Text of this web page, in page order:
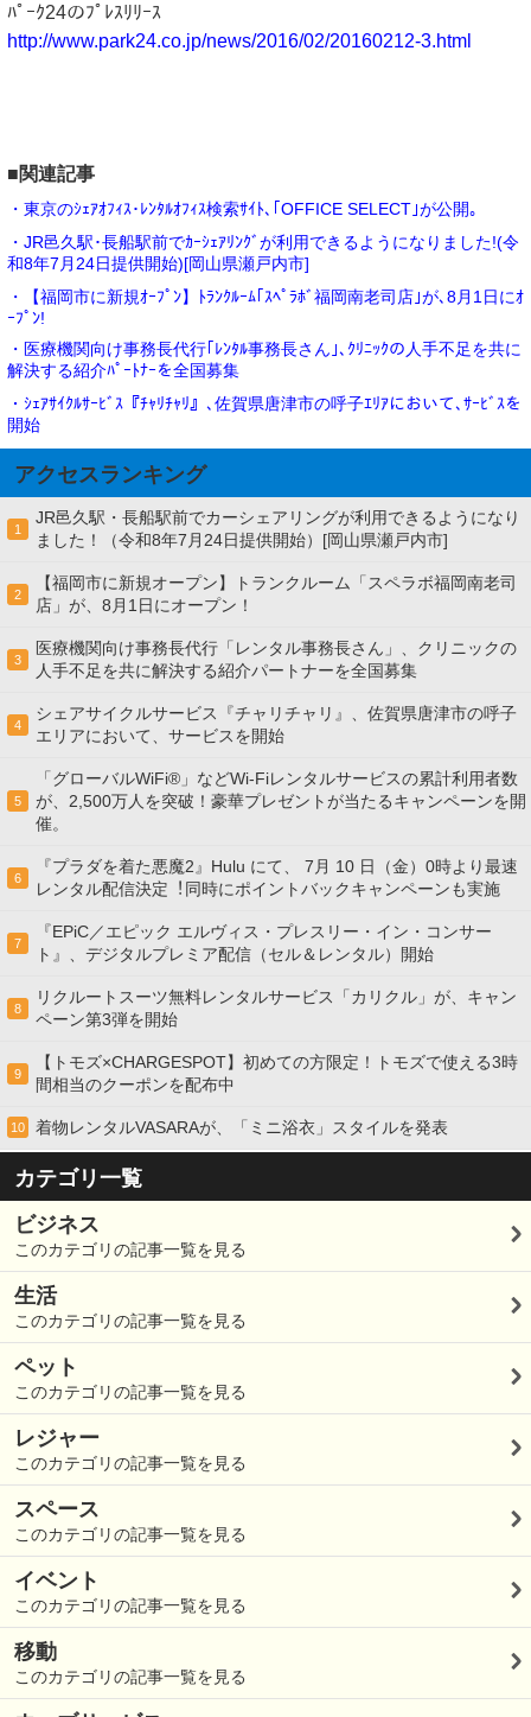
ﾊﾟｰｸ24のﾌﾟﾚｽﾘﾘｰｽ
http://www.park24.co.jp/news/2016/02/20160212-3.html
■関連記事
・東京のｼｪｱｵﾌｨｽ･ﾚﾝﾀﾙｵﾌｨｽ検索ｻｲﾄ､｢OFFICE SELECT｣が公開｡
・JR邑久駅･長船駅前でｶｰｼｪｱﾘﾝｸﾞが利用できるようになりました!(令
和8年7月24日提供開始)[岡山県瀬戸内市]
・【福岡市に新規ｵｰﾌﾟﾝ】ﾄﾗﾝｸﾙｰﾑ｢ｽﾍﾟﾗﾎﾞ福岡南老司店｣が､8月1日にｵ
ｰﾌﾟﾝ!
・医療機関向け事務長代行｢ﾚﾝﾀﾙ事務長さん｣､ｸﾘﾆｯｸの人手不足を共に
解決する紹介ﾊﾟｰﾄﾅｰを全国募集
・ｼｪｱｻｲｸﾙｻｰﾋﾞｽ『ﾁｬﾘﾁｬﾘ』､佐賀県唐津市の呼子ｴﾘｱにおいて､ｻｰﾋﾞｽを
開始
アクセスランキング
1
JR邑久駅・長船駅前でカーシェアリングが利用できるようになり
ました！（令和8年7月24日提供開始）[岡山県瀬戸内市]
2
【福岡市に新規オープン】トランクルーム「スペラボ福岡南老司
店」が、8月1日にオープン！
3
医療機関向け事務長代行「レンタル事務長さん」、クリニックの
人手不足を共に解決する紹介パートナーを全国募集
4
シェアサイクルサービス『チャリチャリ』、佐賀県唐津市の呼子
エリアにおいて、サービスを開始
5
「グローバルWiFi®」などWi-Fiレンタルサービスの累計利用者数
が、2,500万人を突破！豪華プレゼントが当たるキャンペーンを開
催。
6
『プラダを着た悪魔2』Hulu にて、 7⽉ 10 ⽇（金）0時より最速
レンタル配信決定︕同時にポイントバックキャンペーンも実施
7
『EPiC／エピック エルヴィス・プレスリー・イン・コンサー
ト』、デジタルプレミア配信（セル＆レンタル）開始
8
リクルートスーツ無料レンタルサービス「カリクル」が、キャン
ペーン第3弾を開始
9
【トモズ×CHARGESPOT】初めての方限定！トモズで使える3時
間相当のクーポンを配布中
10 着物レンタルVASARAが、「ミニ浴衣」スタイルを発表
カテゴリ一覧
ビジネス
このカテゴリの記事一覧を見る
生活
このカテゴリの記事一覧を見る
ペット
このカテゴリの記事一覧を見る
レジャー
このカテゴリの記事一覧を見る
スペース
このカテゴリの記事一覧を見る
イベント
このカテゴリの記事一覧を見る
移動
このカテゴリの記事一覧を見る